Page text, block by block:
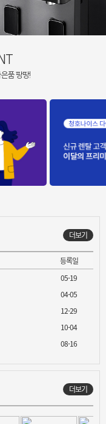
품 팡팡!
더보기
등록일
05-19
04-05
12-29
10-04
08-16
더보기